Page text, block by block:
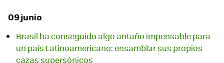
09 junio
Brasil ha conseguido algo antaño impensable para
un país Latinoamericano: ensamblar sus propios
cazas supersónicos